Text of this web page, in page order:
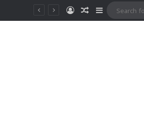
MasukRandom Article
Sidebar